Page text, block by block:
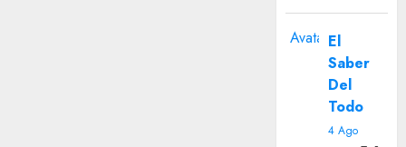
Avatar El
Saber
Del
Todo
4 Ago